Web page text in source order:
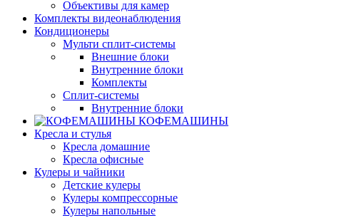
Объективы для камер
Комплекты видеонаблюдения
Кондиционеры
Мульти сплит-системы
Внешние блоки
Внутренние блоки
Комплекты
Сплит-системы
Внутренние блоки
КОФЕМАШИНЫ
Кресла и стулья
Кресла домашние
Кресла офисные
Кулеры и чайники
Детские кулеры
Кулеры компрессорные
Кулеры напольные